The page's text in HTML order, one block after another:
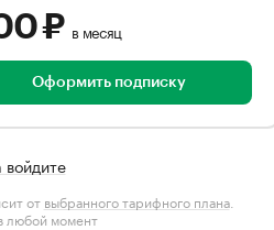
₽ в месяц
Оформить подписку
войдите
от выбранного тарифного плана.
любой момент